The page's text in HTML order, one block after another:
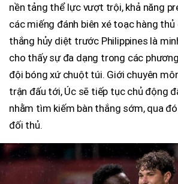
nền tảng thể lực vượt trội, khả năng
các miếng đánh biên xé toạc hàng thủ
thắng hủy diệt trước Philippines là
cho thấy sự đa dạng trong các
đội bóng xứ chuột túi. Giới chuyên
trận đấu tới, Úc sẽ tiếp tục chủ động
nhằm tìm kiếm bàn thắng sớm, qua
đối thủ.